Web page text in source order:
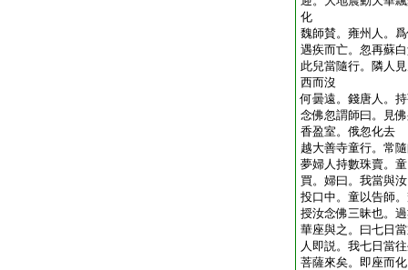
化
魏師賛。雍州人。
遇疾而亡。忽再蘇
此兒當隨行。隣人
西而沒
何曇遠。錢唐人。
念佛忽謂師曰。見
香盈室。俄忽化去
越大善寺童行。常
夢婦人持數珠賣。
買。婦曰。我當與
投口中。童以告師
授汝念佛三昧也。
華座與之。曰七日
人即説。我七日當
菩薩來矣。即座而化